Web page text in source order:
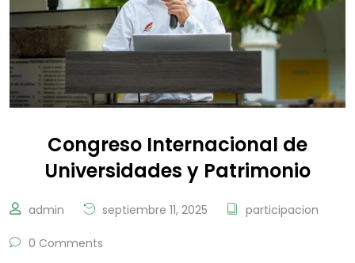
Congreso Internacional de
Universidades y Patrimonio
admin septiembre 11, 2025 participacion
0 Comments